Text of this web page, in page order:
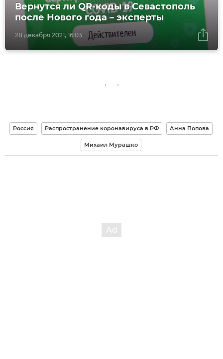
28 декабря 2021, 16:03
Вернутся ли QR-коды в Севастополь
после Нового года – эксперты
Россия Распространение коронавируса в РФ Анна Попова
Михаил Мурашко